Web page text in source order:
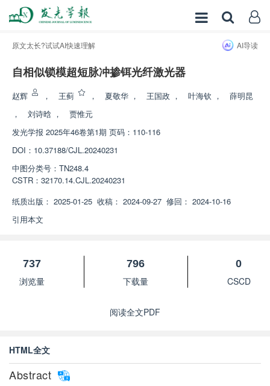
原文太长?试试AI快速理解 AI导读
自相似锁模超短脉冲掺铒光纤激光器
赵辉 ， 王蓟 ， 夏敬华 ， 王国政 ， 叶海钦 ，
薛明昆
，
刘诗晗 ，
贾惟元
发光学报 2025年46卷第1期 页码：110-116
DOI： 10.37188/CJL.20240231
中图分类号： TN248.4
CSTR： 32170.14.CJL.20240231
纸质出版： 2025-01-25 收稿： 2024-09-27 修回： 2024-10-16
引用本文
737
浏览量
796
下载量
0
CSCD
阅读全文PDF
HTML全文
Abstract